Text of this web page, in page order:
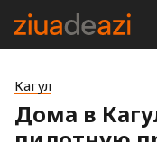
Кагул
Дома в